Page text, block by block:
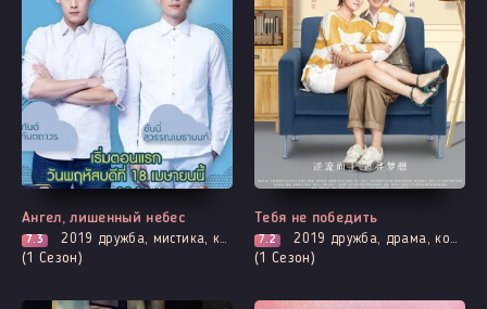
Ангел, лишенный небес
7.3 2019 дружба, мистика, комедия, расследование, романтика, фэнтези
(1 Сезон)
Тебя не победить
7.2 2019 дружба, драма, комедия, повседневность, романтика
(1 Сезон)